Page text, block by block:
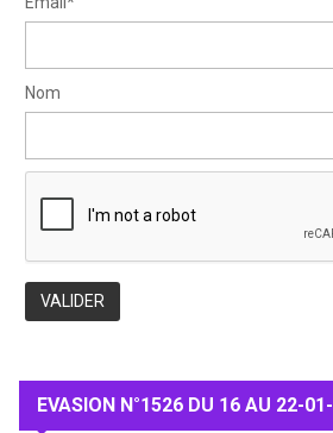
Nom
EVASION N°1526 DU 16 AU 22-01-